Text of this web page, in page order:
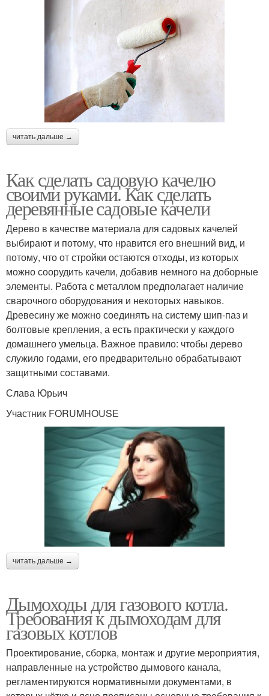
читать дальше →
Как сделать садовую качелю
своими руками. Как сделать
деревянные садовые качели
Дерево в качестве материала для садовых качелей
выбирают и потому, что нравится его внешний вид, и
потому, что от стройки остаются отходы, из которых
можно соорудить качели, добавив немного на доборные
элементы. Работа с металлом предполагает наличие
сварочного оборудования и некоторых навыков.
Древесину же можно соединять на систему шип-паз и
болтовые крепления, а есть практически у каждого
домашнего умельца. Важное правило: чтобы дерево
служило годами, его предварительно обрабатывают
защитными составами.
Слава Юрьич
Участник FORUMHOUSE
читать дальше →
Дымоходы для газового котла.
Требования к дымоходам для
газовых котлов
Проектирование, сборка, монтаж и другие мероприятия,
направленные на устройство дымового канала,
регламентируются нормативными документами, в